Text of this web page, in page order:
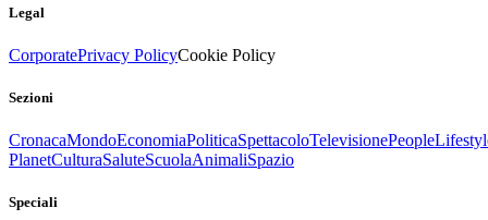
Legal
CorporatePrivacy PolicyCookie Policy
Sezioni
CronacaMondoEconomiaPoliticaSpettacoloTelevisionePeople
PlanetCulturaSaluteScuolaAnimaliSpazio
Speciali